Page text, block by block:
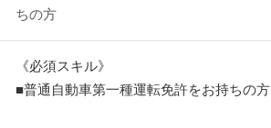
ちの方
《必須スキル》
■普通自動車第一種運転免許をお持ちの方